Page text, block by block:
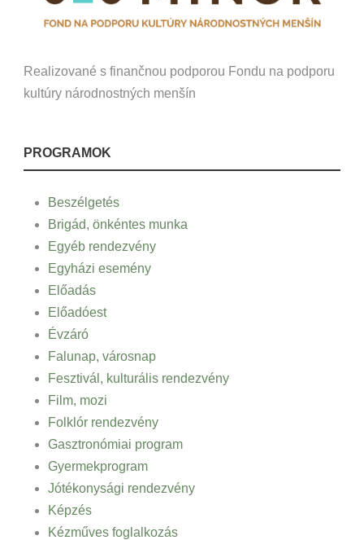
Realizované s finančnou podporou Fondu na podporu
kultúry národnostných menšín
PROGRAMOK
Beszélgetés
Brigád, önkéntes munka
Egyéb rendezvény
Egyházi esemény
Előadás
Előadóest
Évzáró
Falunap, városnap
Fesztivál, kulturális rendezvény
Film, mozi
Folklór rendezvény
Gasztronómiai program
Gyermekprogram
Jótékonysági rendezvény
Képzés
Kézműves foglalkozás